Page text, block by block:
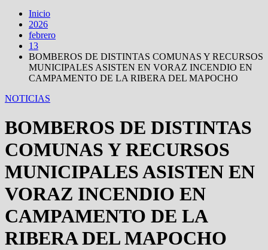
Inicio
2026
febrero
13
BOMBEROS DE DISTINTAS COMUNAS Y RECURSOS
MUNICIPALES ASISTEN EN VORAZ INCENDIO EN
CAMPAMENTO DE LA RIBERA DEL MAPOCHO
NOTICIAS
BOMBEROS DE DISTINTAS
COMUNAS Y RECURSOS
MUNICIPALES ASISTEN EN
VORAZ INCENDIO EN
CAMPAMENTO DE LA
RIBERA DEL MAPOCHO